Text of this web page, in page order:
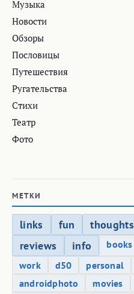
Музыка
Новости
Обзоры
Пословицы
Путешествия
Ругательства
Стихи
Театр
Фото
МЕТКИ
links fun thoughts
reviews
info books
work
d50 personal
androidphoto
movies